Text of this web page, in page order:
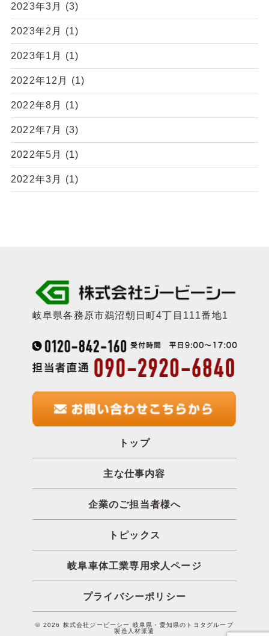
2023年3月 (3)
2023年2月 (1)
2023年1月 (1)
2022年12月 (1)
2022年8月 (1)
2022年7月 (3)
2022年5月 (1)
2022年3月 (1)
岐阜県各務原市鵜沼朝日町4丁目111番地1
トップ
主な仕事内容
企業のご担当者様へ
トピックス
岐阜車体工業専用求人ページ
プライバシーポリシー
© 2026 株式会社ジービーシー 岐阜県・愛知県のトヨタグループ
製造人材派遣